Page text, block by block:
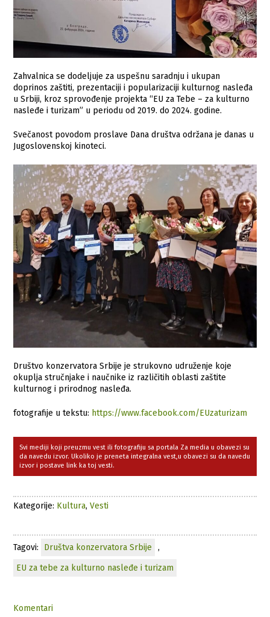
Zahvalnica se dodeljuje za uspešnu saradnju i ukupan
doprinos zaštiti, prezentaciji i popularizaciji kulturnog nasleđa
u Srbiji, kroz sprovođenje projekta “EU za Tebe – za kulturno
nasleđe i turizam” u periodu od 2019. do 2024. godine.
Svečanost povodom proslave Dana društva održana je danas u
Jugoslovenskoj kinoteci.
Društvo konzervatora Srbije je strukovno udruženje koje
okuplja stručnjake i naučnike iz različitih oblasti zaštite
kulturnog i prirodnog nasleđa.
fotografije u tekstu: https://www.facebook.com/EUzaturizam
Svi mediji koji preuzmu vest ili fotografiju sa portala Za media u obavezi su
da navedu izvor. Ukoliko je preneta integralna vest,u obavezi su da navedu
izvor i postave link ka toj vesti.
Kategorije: Kultura,Vesti
Tagovi: Društva konzervatora Srbije
,
EU za tebe za kulturno nasleđe i turizam
Komentari